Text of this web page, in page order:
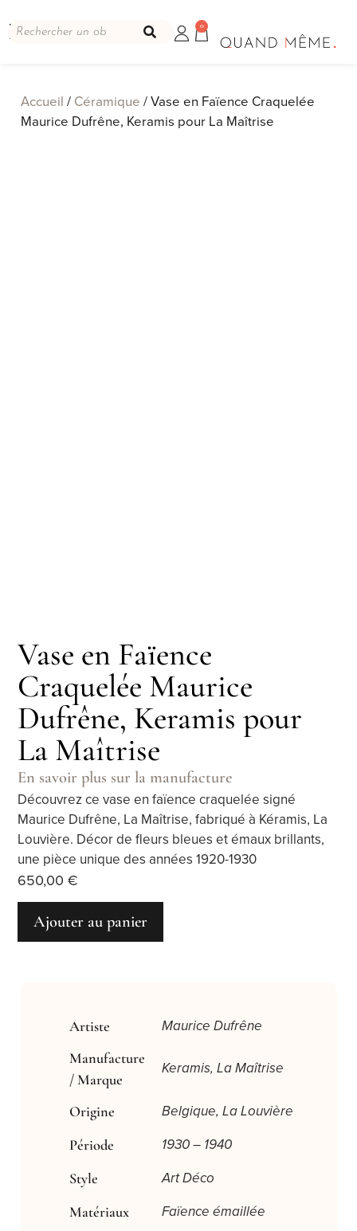
0
Accueil / Céramique / Vase en Faïence Craquelée
Maurice Dufrêne, Keramis pour La Maîtrise
Vase en Faïence
Craquelée Maurice
Dufrêne, Keramis pour
La Maîtrise
En savoir plus sur la manufacture
Découvrez ce vase en faïence craquelée signé
Maurice Dufrêne, La Maîtrise, fabriqué à Kéramis, La
Louvière. Décor de fleurs bleues et émaux brillants,
une pièce unique des années 1920-1930
650,00€
Ajouter au panier
Artiste Maurice Dufrêne
Manufacture
/ Marque
Keramis, La Maîtrise
Origine Belgique, La Louvière
Période 1930 – 1940
Style Art Déco
Matériaux Faïence émaillée